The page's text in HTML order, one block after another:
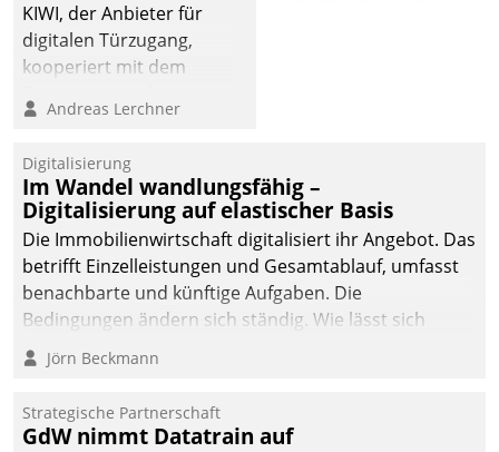
KIWI, der Anbieter für
digitalen Türzugang,
kooperiert mit dem
Softwareentwicklungshaus
Andreas Lerchner
Digitalisierung
Im Wandel wandlungsfähig –
Digitalisierung auf elastischer Basis
Die Immobilienwirtschaft digitalisiert ihr Angebot. Das
betrifft Einzelleistungen und Gesamtablauf, umfasst
benachbarte und künftige Aufgaben. Die
Bedingungen ändern sich ständig. Wie lässt sich
technisch die Kontrolle wahren und zugleich Freiraum
fürs Wachsen öffnen?
Jörn Beckmann
Strategische Partnerschaft
GdW nimmt Datatrain auf